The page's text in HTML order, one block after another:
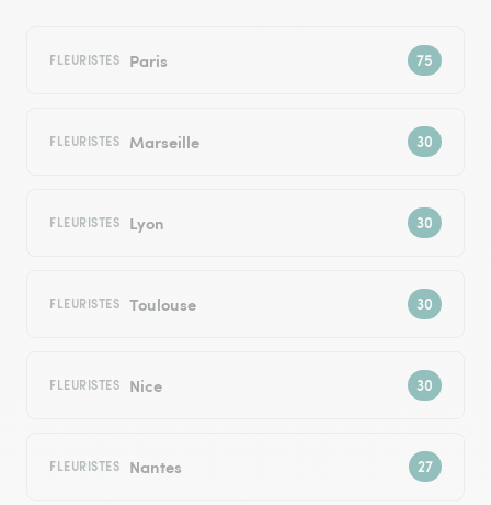
FLEURISTES Paris
FLEURISTES Marseille
FLEURISTES Lyon
FLEURISTES Toulouse
FLEURISTES Nice
FLEURISTES Nantes